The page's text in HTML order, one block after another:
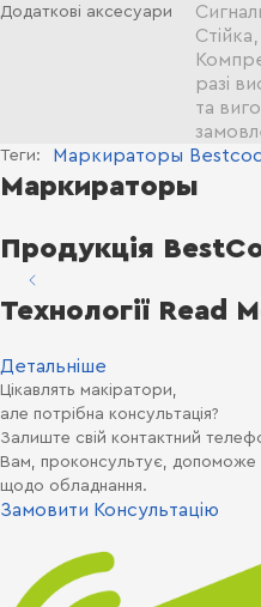
Додаткові аксесуари
разі
та
Теги: Маркираторы
Маркираторы
Продукція
Технології Read
Детальніше
Цікавлять макіратори,
але потрібна консультація?
Залиште свій контактний
Вам, проконсультує, допоможе
щодо обладнання.
Замовити Консультацію